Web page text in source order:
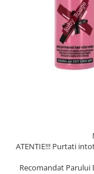
Balsam de par
Ceara de par si gel
Accesorii par
Cosmetice
Sampon de par
Balsam de par
ATENTIE!!! Purtati
Recomandat Parului